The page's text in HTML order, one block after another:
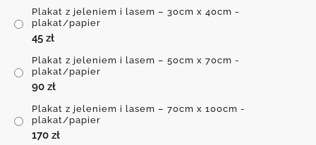
Plakat z jeleniem i lasem – 30cm x 40cm -
plakat/papier
45 zł
Plakat z jeleniem i lasem – 50cm x 70cm -
plakat/papier
90 zł
Plakat z jeleniem i lasem – 70cm x 100cm -
plakat/papier
170 zł